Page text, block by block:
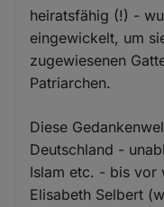
heiratsfähig (!) -
eingewickelt, um
zugewiesenen
Patriarchen.
Diese
Deutschland -
Islam etc. - bis vor
Elisabeth Selbert